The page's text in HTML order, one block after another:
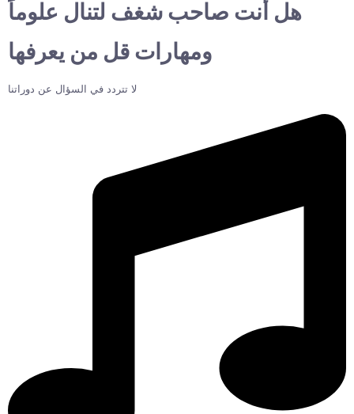
هل أنت صاحب شغف لتنال علوماً
ومهارات قل من يعرفها
لا تتردد في السؤال عن دوراتنا